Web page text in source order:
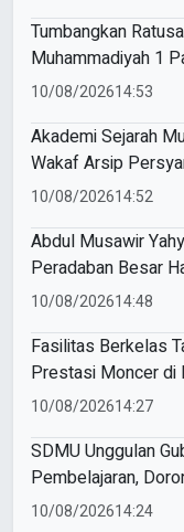
Tumbangkan
Muhammadiyah 1
Medal di MEA 2026
10/08/202614:53
Akademi Sejarah
Wakaf Arsip
10/08/202614:52
Abdul Musawir
Peradaban Besar
Penggemblengan
10/08/202614:48
Fasilitas Berkelas
Prestasi Moncer di
10/08/202614:27
SDMU Unggulan
Pembelajaran,
dalam Mengabdi
10/08/202614:24